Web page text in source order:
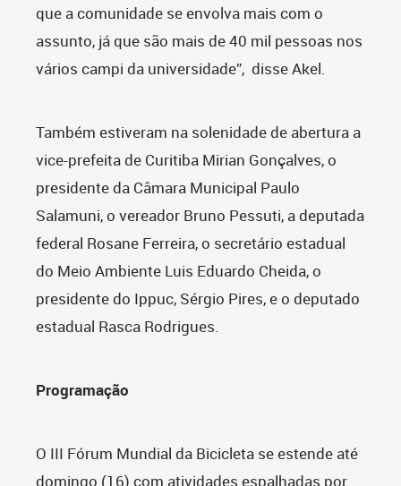
que a comunidade se envolva mais com o
assunto, já que são mais de 40 mil pessoas nos
vários campi da universidade”, disse Akel.
Também estiveram na solenidade de abertura a
vice-prefeita de Curitiba Mirian Gonçalves, o
presidente da Câmara Municipal Paulo
Salamuni, o vereador Bruno Pessuti, a deputada
federal Rosane Ferreira, o secretário estadual
do Meio Ambiente Luis Eduardo Cheida, o
presidente do Ippuc, Sérgio Pires, e o deputado
estadual Rasca Rodrigues.
Programação
O III Fórum Mundial da Bicicleta se estende até
domingo (16) com atividades espalhadas por